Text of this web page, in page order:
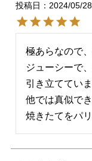
投稿日
2024/05/28
極あらなので
ジューシーで
引き立てていま
他では真似で
焼きたてをパ